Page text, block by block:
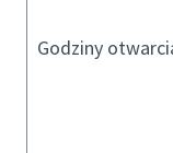
Godziny